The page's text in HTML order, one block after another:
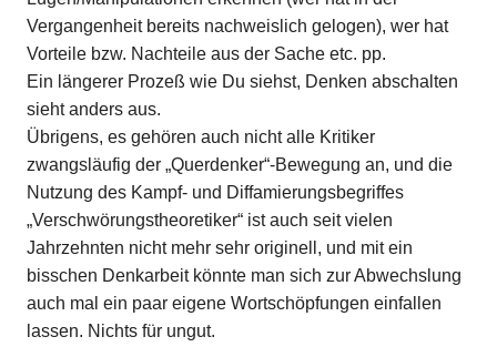
Vergangenheit bereits nachweislich gelogen), wer hat
Vorteile bzw. Nachteile aus der Sache etc. pp.
Ein längerer Prozeß wie Du siehst, Denken abschalten
sieht anders aus.
Übrigens, es gehören auch nicht alle Kritiker
zwangsläufig der „Querdenker“-Bewegung an, und die
Nutzung des Kampf- und Diffamierungsbegriffes
„Verschwörungstheoretiker“ ist auch seit vielen
Jahrzehnten nicht mehr sehr originell, und mit ein
bisschen Denkarbeit könnte man sich zur Abwechslung
auch mal ein paar eigene Wortschöpfungen einfallen
lassen. Nichts für ungut.